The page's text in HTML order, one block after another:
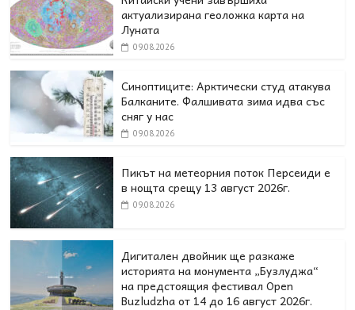
актуализирана геоложка карта на
Луната
09.08.2026
Синоптиците: Арктически студ атакува
Балканите. Фалшивата зима идва със
сняг у нас
09.08.2026
Пикът на метеорния поток Персеиди е
в нощта срещу 13 август 2026г.
09.08.2026
Дигитален двойник ще разкаже
историята на монумента „Бузлуджа“
на предстоящия фестивал Open
Buzludzha от 14 до 16 август 2026г.